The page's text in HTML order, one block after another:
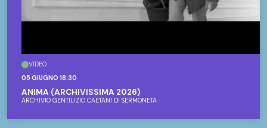
VIDEO
05 GIUGNO 18:30
ANIMA (ARCHIVISSIMA 2026)
ARCHIVIO GENTILIZIO CAETANI DI SERMONETA